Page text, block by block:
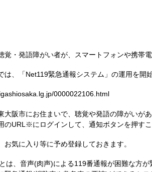
覚・発語障がい者が、スマートフォンや携帯
は、「Net119緊急通報システム」の運用を開
0000022106.html
大阪市にお住まいで、聴覚や発語の障がいが
のURL※にログインして、通知ボタンを押す
気に入り等に予め登録しておきます。
は、音声(肉声)による119番通報が困難な方